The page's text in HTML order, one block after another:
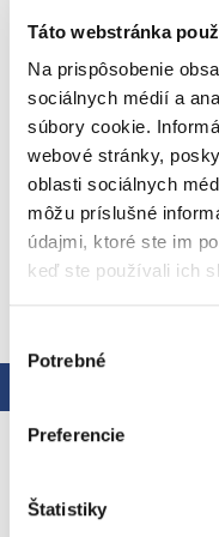
Táto webstránka
Na prispôsobenie
sociálnych médií a
súbory cookie.
webové stránky,
oblasti sociálnych
môžu príslušné
údajmi, ktoré ste im
keď ste používali ich
súhlasu
Potrebné
Preferencie
Štatistiky
Kategória: Starostlivosť
EAN:
Prvý hrnček na pitie,
aj deti, eliminuje
detských zubov. Pitie z
je to v prípade
normálny vývoj svalov
hrnček Miracle® 360°
diely, je ľahko
Detailné informácie
OPÝTAŤ SA
Priznajme si, že
keď sa prvýkrát